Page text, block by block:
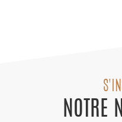
NOTRE